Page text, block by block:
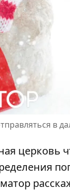
в
церковь